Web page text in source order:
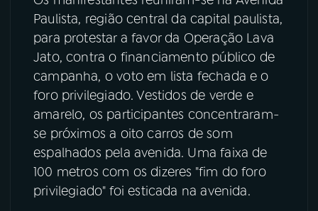
Paulista, região central da capital paulista,
para protestar a favor da Operação Lava
Jato, contra o financiamento público de
campanha, o voto em lista fechada e o
foro privilegiado. Vestidos de verde e
amarelo, os participantes concentraram-
se próximos a oito carros de som
espalhados pela avenida. Uma faixa de
100 metros com os dizeres "fim do foro
privilegiado" foi esticada na avenida.